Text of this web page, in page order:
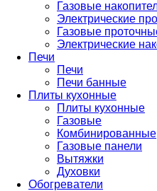
Газовые
Электрические
Газовые
Электрические
Печи
Печи
Печи банные
Плиты кухонные
Плиты кухонные
Газовые
Комбинированные
Газовые панели
Вытяжки
Духовки
Обогреватели